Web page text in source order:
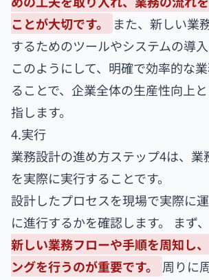
ことが大切です。
また、新しい業
するためのツールやシステムの導入
このようにして、明確で効率的な
ることで、企業全体の生産性向上
指します。
4.実行
業務設計の進め方ステップ4は、業
を実際に実行することです。
設計したプロセスを現場で実際に
に進行するかを確認します。 まず、
新しい業務フローや手順を周知し
ングを行うのが重要です。
周りに